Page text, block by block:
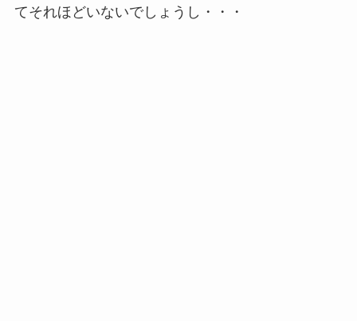
てそれほどいないでしょうし・・・